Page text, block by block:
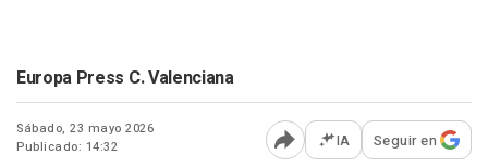
Europa Press C. Valenciana
Sábado, 23 mayo 2026
Publicado: 14:32
Abrir opciones para
IA Seguir en